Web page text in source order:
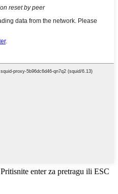
Pritisnite enter za pretragu ili ESC